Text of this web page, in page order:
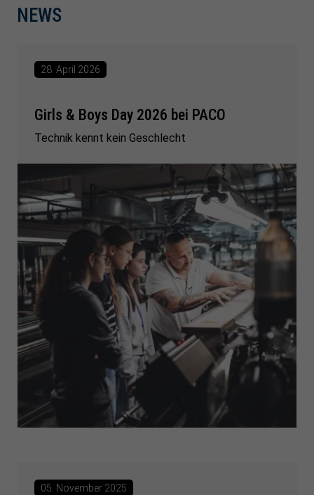
NEWS
28. April 2026
Girls & Boys Day 2026 bei PACO
Technik kennt kein Geschlecht
05. November 2025